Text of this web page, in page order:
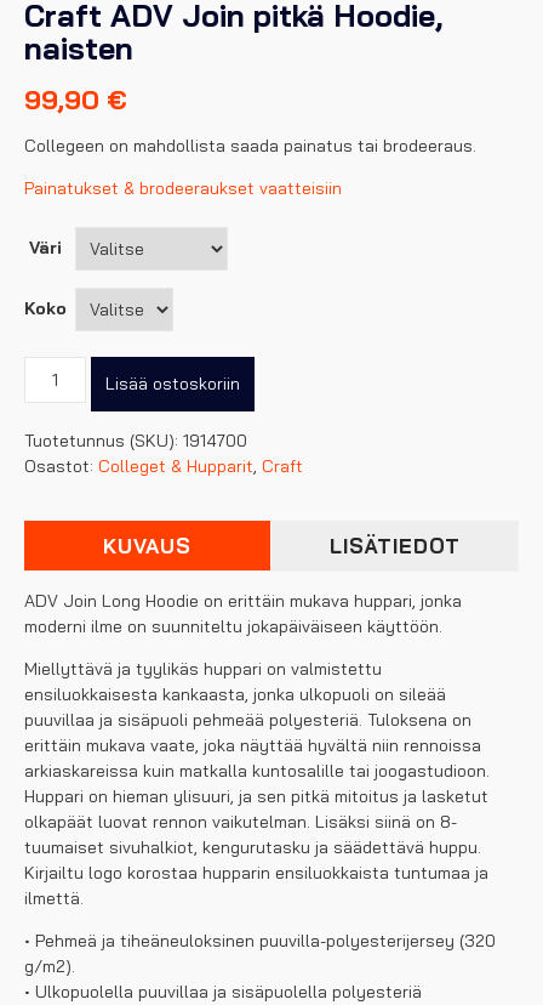
Craft ADV Join pitkä Hoodie,
naisten
99,90 €
Collegeen on mahdollista saada painatus tai brodeeraus.
Painatukset & brodeeraukset vaatteisiin
Väri
Koko
ADV
pitkä
Hoodie,
määrä
Lisää ostoskoriin
Tuotetunnus (SKU): 1914700
Osastot: Colleget & Hupparit, Craft
KUVAUS LISÄTIEDOT
ADV Join Long Hoodie on erittäin mukava huppari, jonka
moderni ilme on suunniteltu jokapäiväiseen käyttöön.
Miellyttävä ja tyylikäs huppari on valmistettu
ensiluokkaisesta kankaasta, jonka ulkopuoli on sileää
puuvillaa ja sisäpuoli pehmeää polyesteriä. Tuloksena on
erittäin mukava vaate, joka näyttää hyvältä niin rennoissa
arkiaskareissa kuin matkalla kuntosalille tai joogastudioon.
Huppari on hieman ylisuuri, ja sen pitkä mitoitus ja lasketut
olkapäät luovat rennon vaikutelman. Lisäksi siinä on 8-
tuumaiset sivuhalkiot, kengurutasku ja säädettävä huppu.
Kirjailtu logo korostaa hupparin ensiluokkaista tuntumaa ja
ilmettä.
• Pehmeä ja tiheäneuloksinen puuvilla-polyesterijersey (320
g/m2).
• Ulkopuolella puuvillaa ja sisäpuolella polyesteriä